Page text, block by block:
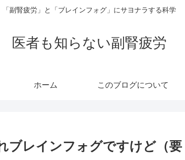
「副腎疲労」と「ブレインフォグ」にサヨナラする科学
医者も知らない副腎疲労
ホーム このブログについて
ブレインフォグですけど（要